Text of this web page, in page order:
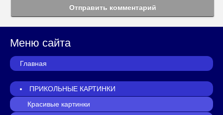
Отправить комментарий
Меню сайта
Главная
ПРИКОЛЬНЫЕ КАРТИНКИ
Красивые картинки